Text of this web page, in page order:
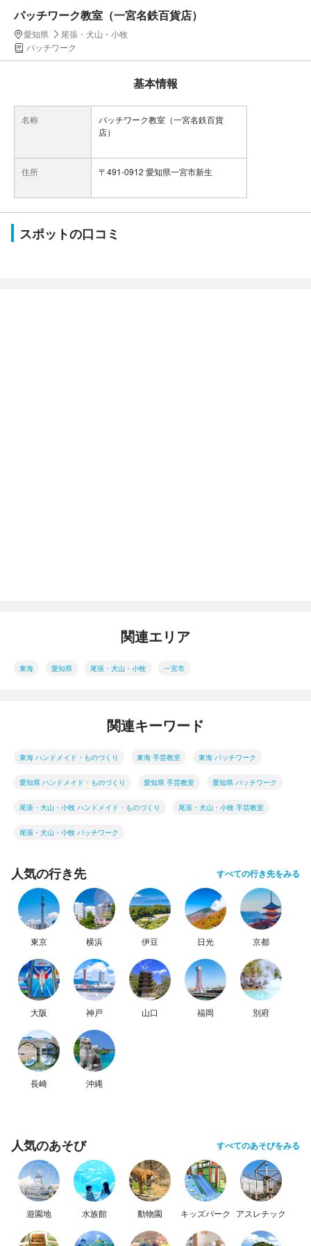
パッチワーク教室（一宮名鉄百貨店）
愛知県
尾張・犬山・小牧
パッチワーク
基本情報
名称
パッチワーク教室（一宮名鉄百貨
店）
住所 〒491-0912 愛知県一宮市新生
スポットの口コミ
関連エリア
東海 愛知県 尾張・犬山・小牧 一宮市
関連キーワード
東海 ハンドメイド・ものづくり 東海 手芸教室 東海 パッチワーク
愛知県 ハンドメイド・ものづくり 愛知県 手芸教室 愛知県 パッチワーク
尾張・犬山・小牧 ハンドメイド・ものづくり 尾張・犬山・小牧 手芸教室
尾張・犬山・小牧 パッチワーク
人気の行き先 すべての行き先をみる
東京 横浜 伊豆 日光 京都
大阪 神戸 山口 福岡 別府
長崎 沖縄
人気のあそび すべてのあそびをみる
遊園地 水族館 動物園 キッズパーク アスレチック